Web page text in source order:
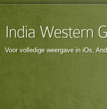
Voor volledige weergave in iOs,